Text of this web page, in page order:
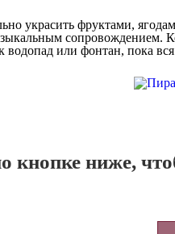
украсить фруктами,
сопровождением.
или фонтан, пока
кнопке ниже,